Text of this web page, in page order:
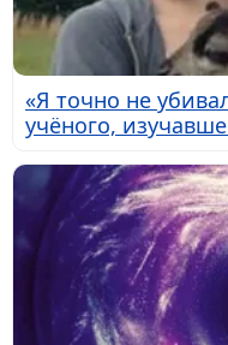
«Я точно не
учёного,